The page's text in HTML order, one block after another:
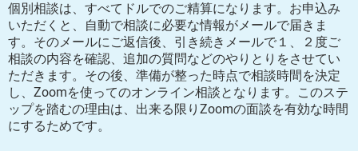
個別相談は、すべてドルでのご精算になります。お申込み
いただくと、自動で相談に必要な情報がメールで届きま
す。そのメールにご返信後、引き続きメールで１、２度ご
相談の内容を確認、追加の質問などのやりとりをさせてい
ただきます。その後、準備が整った時点で相談時間を決定
し、Zoomを使ってのオンライン相談となります。このステ
ップを踏むの理由は、出来る限りZoomの面談を有効な時間
にするためです。